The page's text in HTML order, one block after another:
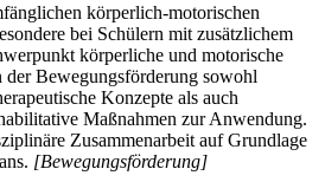
körperlich-motorischen
bei Schülern mit zusätzlichem
körperliche und motorische
Bewegungsförderung sowohl
Konzepte als auch
Maßnahmen zur Anwendung.
Zusammenarbeit auf Grundlage
[Bewegungsförderung]